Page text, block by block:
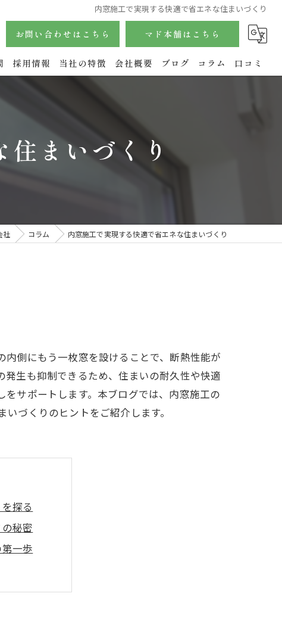
内窓施工で実現する快適で省エネな住まいづくり
お問い合わせはこちら マド本舗はこちら
採用情報 当社の特徴
玄関
会社概要 ブログ コラム 口コミ
住まいづくり
社 コラム 内窓施工で実現する快適で省エネな住まいづくり
側にもう一枚窓を設けることで、断熱性能が
生も抑制できるため、住まいの耐久性や快適
サポートします。本ブログでは、内窓施工の
づくりのヒントをご紹介します。
探る
秘密
一歩
けのコツ